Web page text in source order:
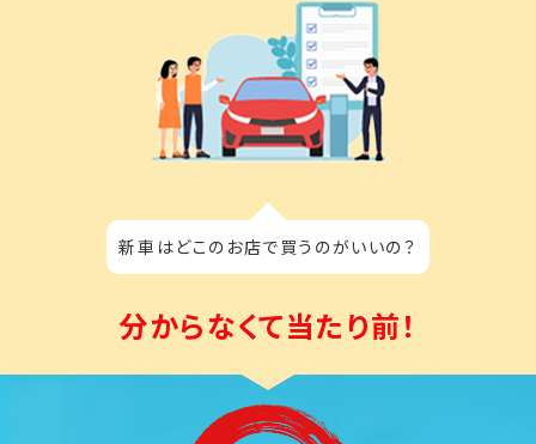
新車はどこのお店で買うのがいいの？
分からなくて当たり前！